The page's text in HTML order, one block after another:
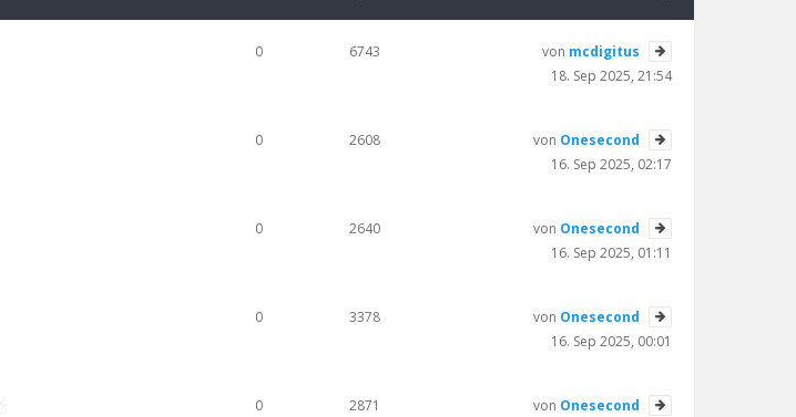
0 6743 von mcdigitus
18. Sep 2025, 21:54
0 2608 von Onesecond
16. Sep 2025, 02:17
0 2640 von Onesecond
16. Sep 2025, 01:11
0 3378 von Onesecond
16. Sep 2025, 00:01
0 2871 von Onesecond